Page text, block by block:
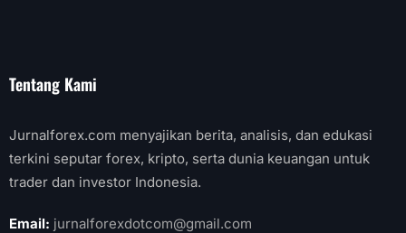
Tentang Kami
Jurnalforex.com menyajikan berita, analisis, dan edukasi
terkini seputar forex, kripto, serta dunia keuangan untuk
trader dan investor Indonesia.
Email: jurnalforexdotcom@gmail.com